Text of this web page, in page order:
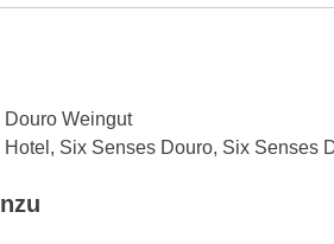
Douro Weingut
Hotel , Six Senses Douro, Six Senses